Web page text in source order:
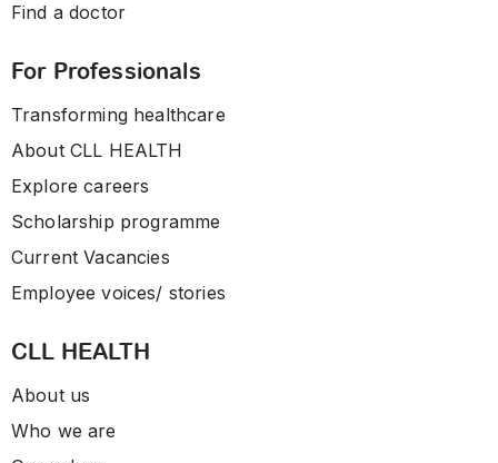
Find a doctor
For Professionals
Transforming healthcare
About CLL HEALTH
Explore careers
Scholarship programme
Current Vacancies
Employee voices/ stories
CLL HEALTH
About us
Who we are